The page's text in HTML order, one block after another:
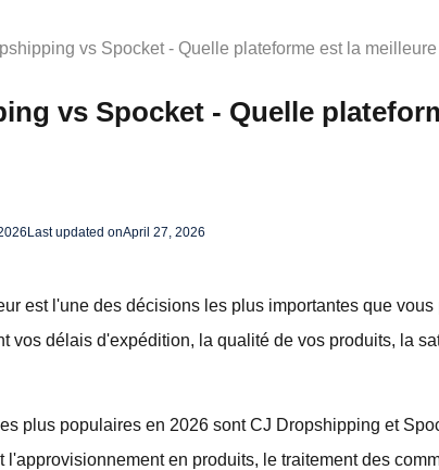
vs Spocket - Quelle plateforme est la
vs Spocket - Quelle
Last updated onApril 27, 2026
est l'une des décisions les plus importantes que
vos délais d'expédition, la qualité de vos produits, la
plus populaires en 2026 sont CJ Dropshipping et
l'approvisionnement en produits, le traitement des